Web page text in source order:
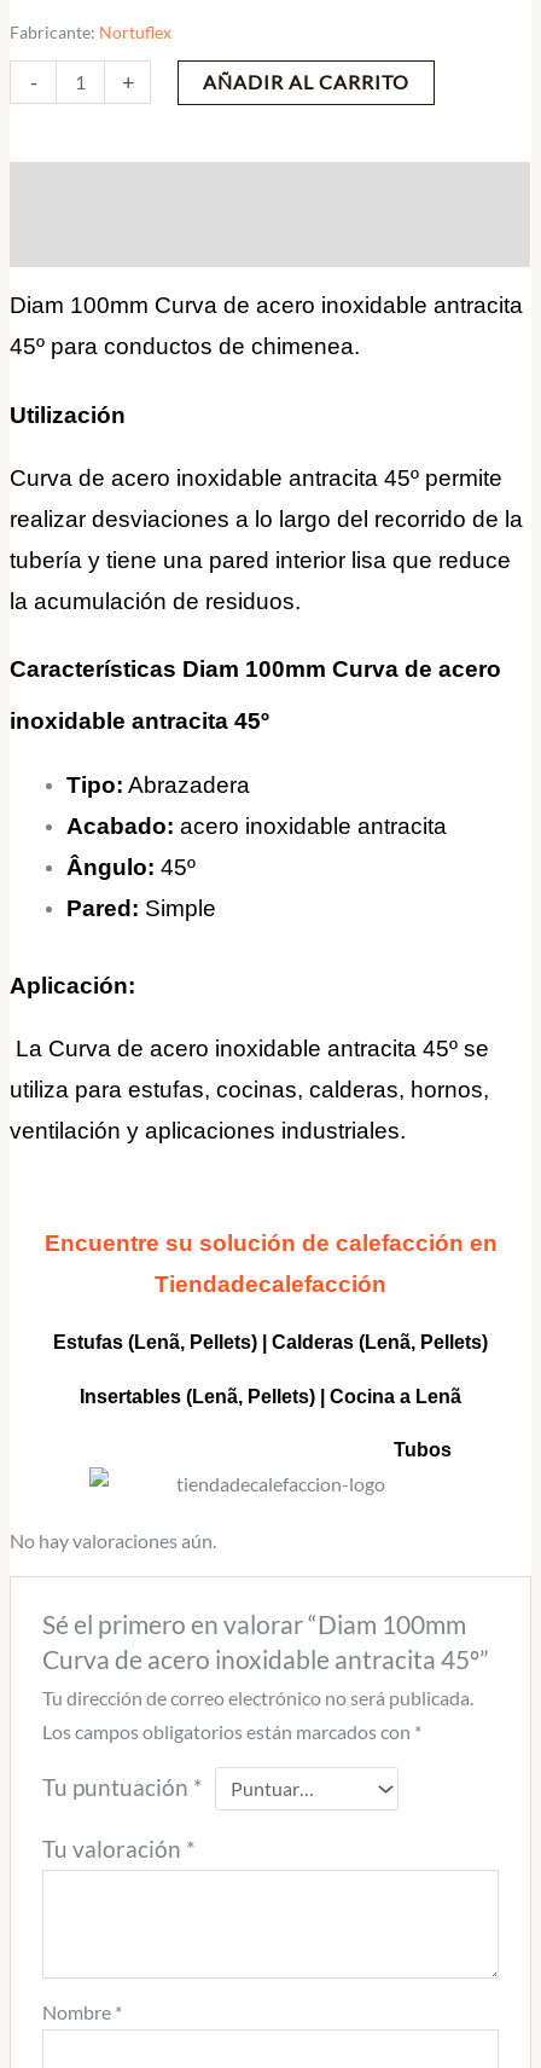
Fabricante: Nortuflex
- + AÑADIR AL CARRITO
Diam 100mm Curva de acero inoxidable antracita
45º para conductos de chimenea.
Utilización
Curva de acero inoxidable antracita 45º permite
realizar desviaciones a lo largo del recorrido de la
tubería y tiene una pared interior lisa que reduce
la acumulación de residuos.
Características Diam 100mm Curva de acero
inoxidable antracita 45º
Tipo: Abrazadera
Acabado: acero inoxidable antracita
Ângulo: 45º
Pared: Simple
Aplicación:
La Curva de acero inoxidable antracita 45º se
utiliza para estufas, cocinas,calderas, hornos,
ventilación y aplicaciones industriales.
Encuentre su solución de calefacción en
Tiendadecalefacción
Estufas (Lenã, Pellets) Calderas (Lenã, Pellets)
Insertables (Lenã, Pellets) | Cocina a Lenã
Tubos
No hay valoraciones aún.
Sé el primero en valorar “Diam 100mm
Curva de acero inoxidable antracita 45º”
Tu dirección de correo electrónico no será publicada.
Los campos obligatorios están marcados con *
Tu puntuación *
Tu valoración *
Nombre *